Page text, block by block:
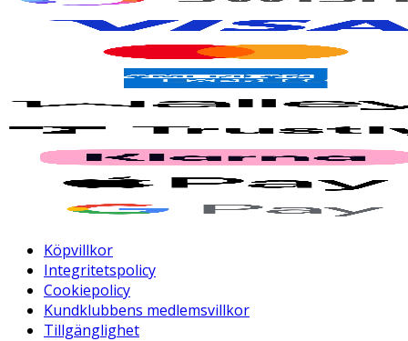
Köpvillkor
Integritetspolicy
Cookiepolicy
Kundklubbens medlemsvillkor
Tillgänglighet